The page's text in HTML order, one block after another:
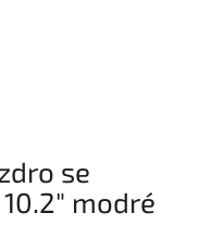
se
modré